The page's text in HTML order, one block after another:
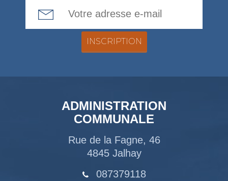
ADMINISTRATION
COMMUNALE
Rue de la Fagne, 46
4845 Jalhay
087379118